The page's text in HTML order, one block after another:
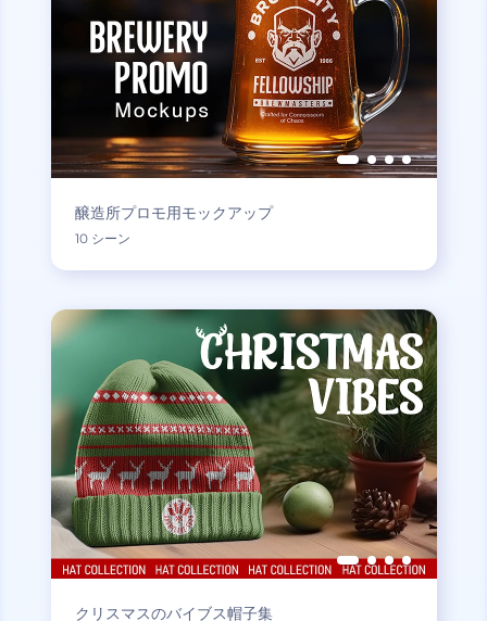
醸造所プロモ用モックアップ
10 シーン
クリスマスのバイブス帽子集